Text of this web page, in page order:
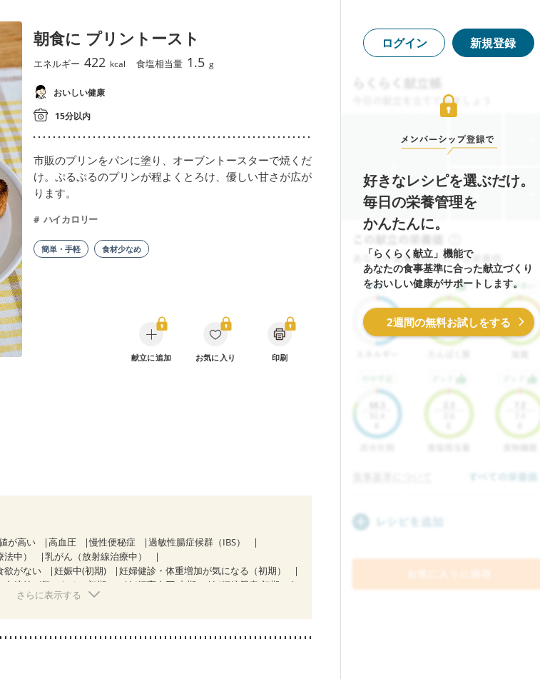
朝食に プリントースト
エネルギー 422 kcal 食塩相当量 1.5 g
おいしい健康
15分以内
市販のプリンをパンに塗り、オーブントースターで焼くだ
け。ぷるぷるのプリンが程よくとろけ、優しい甘さが広が
ります。
ハイカロリー
簡単・手軽 食材少なめ
献立に追加 お気に入り 印刷
が高い 高血圧 慢性便秘症
過敏性腸症候群（IBS）
中）
乳がん（放射線治療中）
欲がない 妊娠中(初期)
妊婦健診・体重増加が気になる（初期）
血糖値が気になる（初期） 妊娠高血圧(中期)
妊娠糖尿病(初期)
） 骨折 骨粗しょう症
さらに表示する
ログイン 新規登録
好きなレシピを選ぶだけ。
毎日の栄養管理を
かんたんに。
「らくらく献立」機能で
あなたの食事基準に合った献立づくり
をおいしい健康がサポートします。
2週間の無料お試しをする